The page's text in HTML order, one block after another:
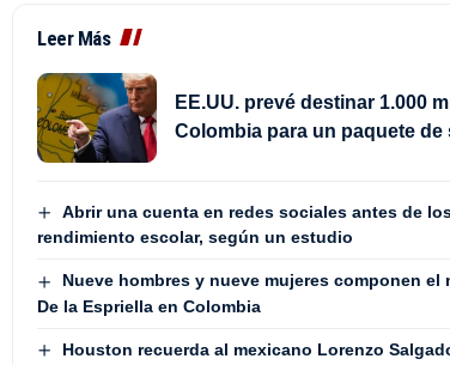
Leer Más
EE.UU. prevé destinar 1.000
Colombia para un paquete de
Abrir una cuenta en redes sociales antes de
rendimiento escolar, según un estudio
Nueve hombres y nueve mujeres componen
De la Espriella en Colombia
Houston recuerda al mexicano Lorenzo